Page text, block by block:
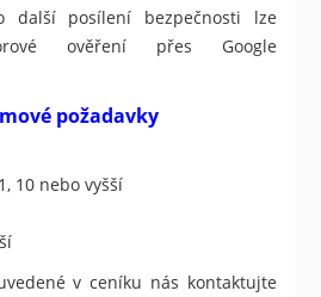
další posílení bezpečnosti lze
ověření přes Google
požadavky
10 nebo vyšší
v ceníku nás kontaktujte